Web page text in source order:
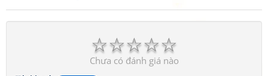
☆
☆
☆
☆
☆
Chưa có đánh giá nào